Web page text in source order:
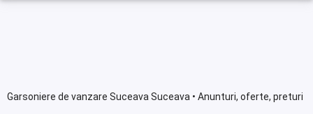
Garsoniere de vanzare Suceava Suceava • Anunturi, oferte, preturi